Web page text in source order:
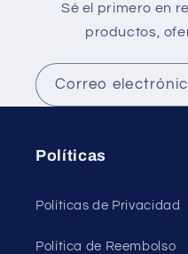
Sé el primero en
productos,
Correo
Políticas
Políticas de Privacidad
Política de Reembolso